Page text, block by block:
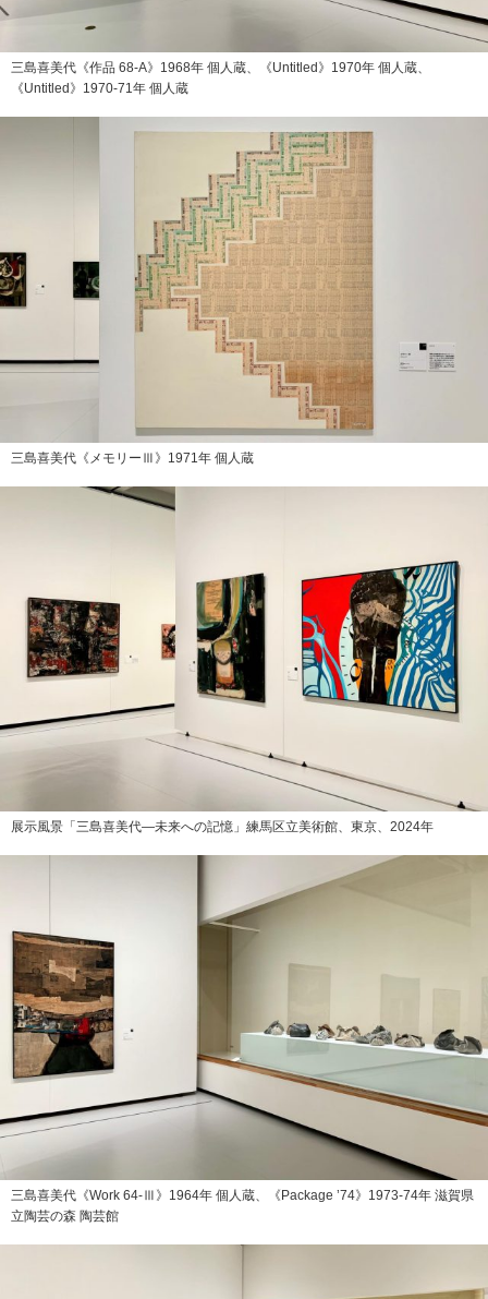
三島喜美代《作品 68-A》1968年 個人蔵、《Untitled》1970年 個人蔵、
《Untitled》1970-71年 個人蔵
三島喜美代《メモリーⅢ》1971年 個人蔵
展示風景「三島喜美代―未来への記憶」練馬区立美術館、東京、2024年
三島喜美代《Work 64-Ⅲ》1964年 個人蔵、《Package ’74》1973-74年 滋賀県
立陶芸の森 陶芸館